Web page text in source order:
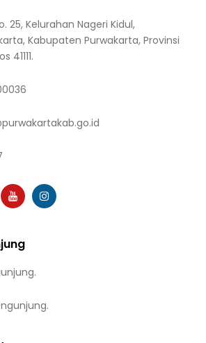
25, Kelurahan Nageri Kidul,
Kabupaten Purwakarta, Provinsi
41111.